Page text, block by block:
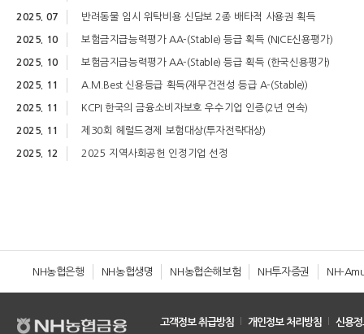
2025. 07 반려동물 임시 위탁비용 신담보 2종 배타적 사용권 획득
2025. 10 보험금지급능력평가 AA-(Stable) 등급 획득 (NICE신용평가)
2025. 10 보험금지급능력평가 AA-(Stable) 등급 획득 (한국신용평가)
2025. 11 A.M.Best 신용등급 획득(재무건전성 등급 A-(Stable))
2025. 11 KCPI 한국의 금융소비자보호 우수기업 인증(2년 연속)
2025. 11 제30회 헤럴드경제 보험대상(투자전략대상)
2025. 12 2025 지역사회공헌 인정기업 선정
NH농협은행 NH농협생명 NH농협손해보험 NH투자증권 NH-
고객정보 취급방침 개인정보 처리방침
신용